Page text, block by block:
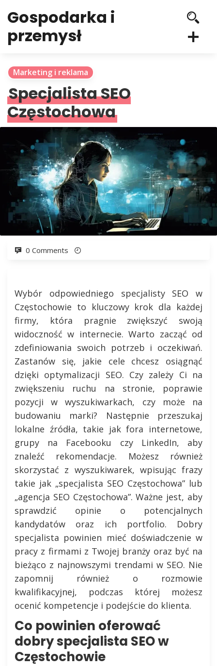
Gospodarka i
przemysł
Marketing i reklama
Specjalista SEO
Częstochowa
0 Comments
Wybór odpowiedniego specjalisty SEO w
Częstochowie to kluczowy krok dla każdej
firmy, która pragnie zwiększyć swoją
widoczność w internecie. Warto zacząć od
zdefiniowania swoich potrzeb i oczekiwań.
Zastanów się, jakie cele chcesz osiągnąć
dzięki optymalizacji SEO. Czy zależy Ci na
zwiększeniu ruchu na stronie, poprawie
pozycji w wyszukiwarkach, czy może na
budowaniu marki? Następnie przeszukaj
lokalne źródła, takie jak fora internetowe,
grupy na Facebooku czy LinkedIn, aby
znaleźć rekomendacje. Możesz również
skorzystać z wyszukiwarek, wpisując frazy
takie jak „specjalista SEO Częstochowa” lub
„agencja SEO Częstochowa”. Ważne jest, aby
sprawdzić opinie o potencjalnych
kandydatów oraz ich portfolio. Dobry
specjalista powinien mieć doświadczenie w
pracy z firmami z Twojej branży oraz być na
bieżąco z najnowszymi trendami w SEO. Nie
zapomnij również o rozmowie
kwalifikacyjnej, podczas której możesz
ocenić kompetencje i podejście do klienta.
Co powinien oferować
dobry specjalista SEO w
Częstochowie